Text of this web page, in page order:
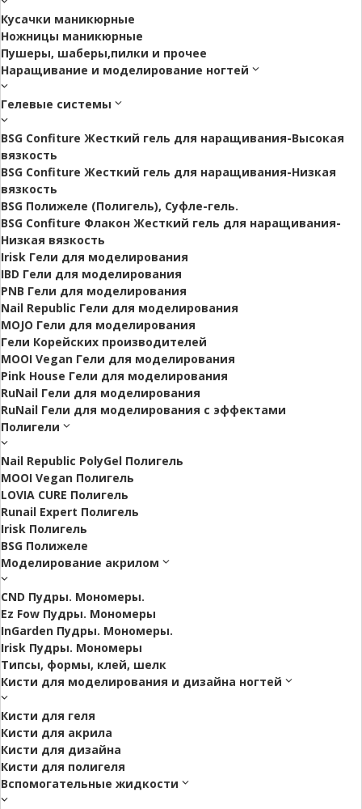
Кусачки маникюрные
Ножницы маникюрные
Пушеры, шаберы,пилки и прочее
Наращивание и моделирование ногтей
Гелевые системы
BSG Confiture Жесткий гель для наращивания-Высокая
вязкость
BSG Confiture Жесткий гель для наращивания-Низкая
вязкость
BSG Полижеле (Полигель), Суфле-гель.
BSG Confiture Флакон Жесткий гель для наращивания-
Низкая вязкость
Irisk Гели для моделирования
IBD Гели для моделирования
PNB Гели для моделирования
Nail Republic Гели для моделирования
MOJO Гели для моделирования
Гели Корейских производителей
MOOI Vegan Гели для моделирования
Pink House Гели для моделирования
RuNail Гели для моделирования
RuNail Гели для моделирования с эффектами
Полигели
Nail Republic PolyGel Полигель
MOOI Vegan Полигель
LOVIA CURE Полигель
Runail Expert Полигель
Irisk Полигель
BSG Полижеле
Моделирование акрилом
CND Пудры. Мономеры.
Ez Fow Пудры. Мономеры
InGarden Пудры. Мономеры.
Irisk Пудры. Мономеры
Типсы, формы, клей, шелк
Кисти для моделирования и дизайна ногтей
Кисти для геля
Кисти для акрила
Кисти для дизайна
Кисти для полигеля
Вспомогательные жидкости